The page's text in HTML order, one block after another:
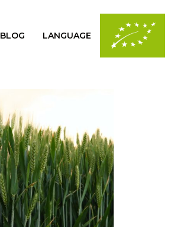
BLOG LANGUAGE